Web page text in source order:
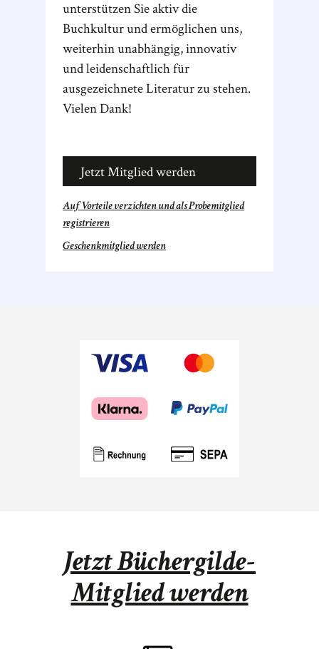
unterstützen Sie aktiv die
Buchkultur und ermöglichen uns,
weiterhin unabhängig, innovativ
und leidenschaftlich für
ausgezeichnete Literatur zu stehen.
Vielen Dank!
Jetzt Mitglied werden
Auf Vorteile verzichten und als Probemitglied
registrieren
Geschenkmitglied werden
Jetzt Büchergilde-
Mitglied werden